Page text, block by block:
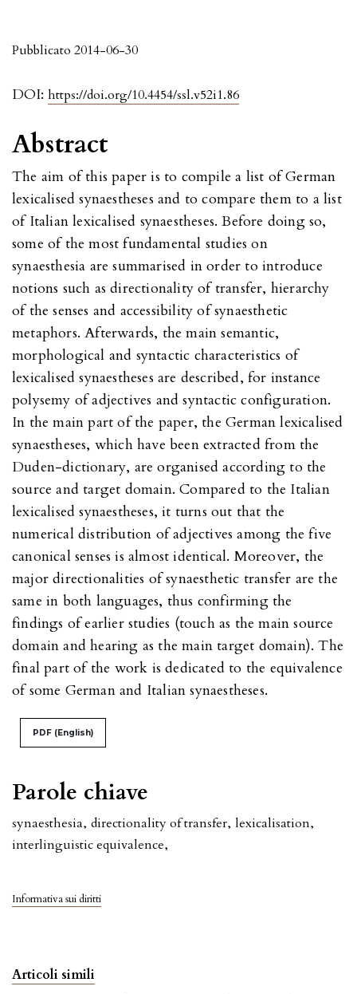
DOI: https://doi.org/10.4454/ssl.v52i1.86
Pubblicato 2014-06-30
Parole chiave
synaesthesia, directionality of transfer, lexicalisation,
interlinguistic equivalence,
Informativa sui diritti
Abstract
The aim of this paper is to compile a list of German
lexicalised synaestheses and to compare them to a list
of Italian lexicalised synaestheses. Before doing so,
some of the most fundamental studies on
synaesthesia are summarised in order to introduce
notions such as directionality of transfer, hierarchy
of the senses and accessibility of synaesthetic
metaphors. Afterwards, the main semantic,
morphological and syntactic characteristics of
lexicalised synaestheses are described, for instance
polysemy of adjectives and syntactic configuration.
In the main part of the paper, the German lexicalised
synaestheses, which have been extracted from the
Duden-dictionary, are organised according to the
source and target domain. Compared to the Italian
lexicalised synaestheses, it turns out that the
numerical distribution of adjectives among the five
canonical senses is almost identical. Moreover, the
major directionalities of synaesthetic transfer are the
same in both languages, thus confirming the
findings of earlier studies (touch as the main source
domain and hearing as the main target domain). The
final part of the work is dedicated to the equivalence
of some German and Italian synaestheses.
PDF (English)
Articoli simili